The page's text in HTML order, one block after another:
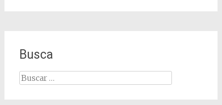
Busca
Buscar: